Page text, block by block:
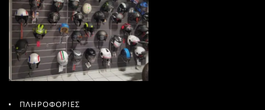
ΠΛΗΡΟΦΟΡΙΕΣ